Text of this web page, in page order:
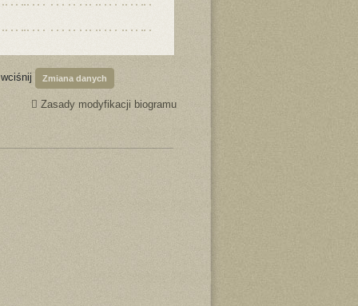
Zmiana danych
Zasady modyfikacji biogramu